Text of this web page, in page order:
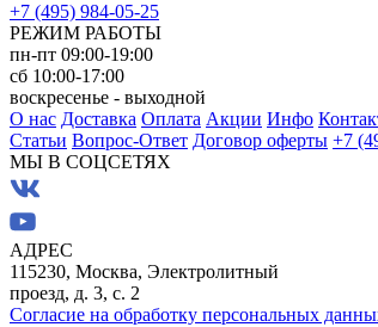
+7 (495) 984-05-25
РЕЖИМ РАБОТЫ
пн-пт 09:00-19:00
сб 10:00-17:00
воскресенье - выходной
О нас Доставка Оплата Акции Инфо
Статьи Вопрос-Ответ Договор оферты +7
МЫ В СОЦСЕТЯХ
АДРЕС
115230, Москва, Электролитный
проезд, д. 3, с. 2
Согласие на обработку персональных